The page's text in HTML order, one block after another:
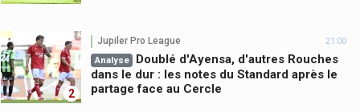
2
Jupiler Pro League 21:00
Analyse
Doublé d'Ayensa, d'autres Rouches
dans le dur : les notes du Standard après le
partage face au Cercle